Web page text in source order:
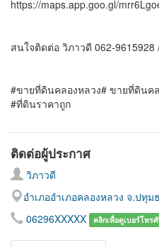
https://maps.app.goo.gl/
สนใจติดต่อ วิภาวดี 062-9615928
#ขายที่ดินคลองหลวง# ขายที่ดิน
#ที่ดินราคาถูก
ติดต่อผู้ประกาศ
วิภาวดี
อำเภออำเภอคลองหลวง จ.ปทุม
06296XXXXX
คลิกเพื่อดูเบอร์โทร